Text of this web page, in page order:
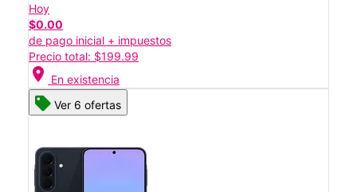
Hoy
$0.00
de pago inicial + impuestos
Precio total: $199.99
location_on En existencia
Ver 6 ofertas